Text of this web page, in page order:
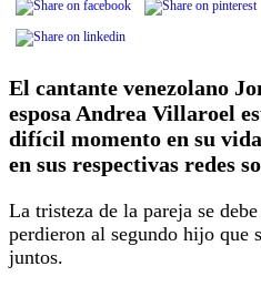
El cantante venezolano
esposa Andrea Villaroel
difícil momento en su
en sus respectivas redes
La tristeza de la pareja se
perdieron al segundo hijo que
juntos.